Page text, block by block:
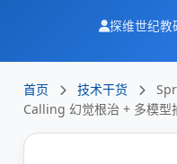
探维世纪教
首页 技术干货
Calling 幻觉根治 + 多模型